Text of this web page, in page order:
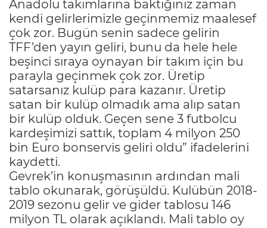
Anadolu takımlarına baktığınız zaman
kendi gelirlerimizle geçinmemiz maalesef
çok zor. Bugün senin sadece gelirin
TFF’den yayın geliri, bunu da hele hele
beşinci sıraya oynayan bir takım için bu
parayla geçinmek çok zor. Üretip
satarsanız kulüp para kazanır. Üretip
satan bir kulüp olmadık ama alıp satan
bir kulüp olduk. Geçen sene 3 futbolcu
kardeşimizi sattık, toplam 4 milyon 250
bin Euro bonservis geliri oldu” ifadelerini
kaydetti.
Gevrek’in konuşmasının ardından mali
tablo okunarak, görüşüldü. Kulübün 2018-
2019 sezonu gelir ve gider tablosu 146
milyon TL olarak açıklandı. Mali tablo oy